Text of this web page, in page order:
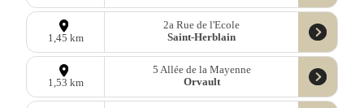
1,45 km
2a Rue de l'Ecole
Saint-Herblain
1,53 km
5 Allée de la Mayenne
Orvault